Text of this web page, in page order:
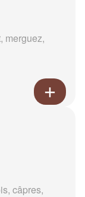
merguez,
câpres,